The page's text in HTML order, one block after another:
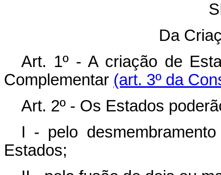
Da
Art. 1º - A criação de
Complementar (art. 3º da
Art. 2º - Os Estados
I - pelo
Estados;